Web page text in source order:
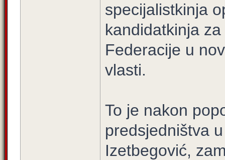
specijalistkinja
kandidatkinja
Federacije u
vlasti.
To je nakon
predsjedništva
Izetbegović,